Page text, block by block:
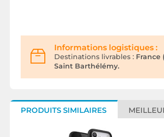
Informations logistiques :
Destinations livrables : France
Saint Barthélémy.
PRODUITS SIMILAIRES